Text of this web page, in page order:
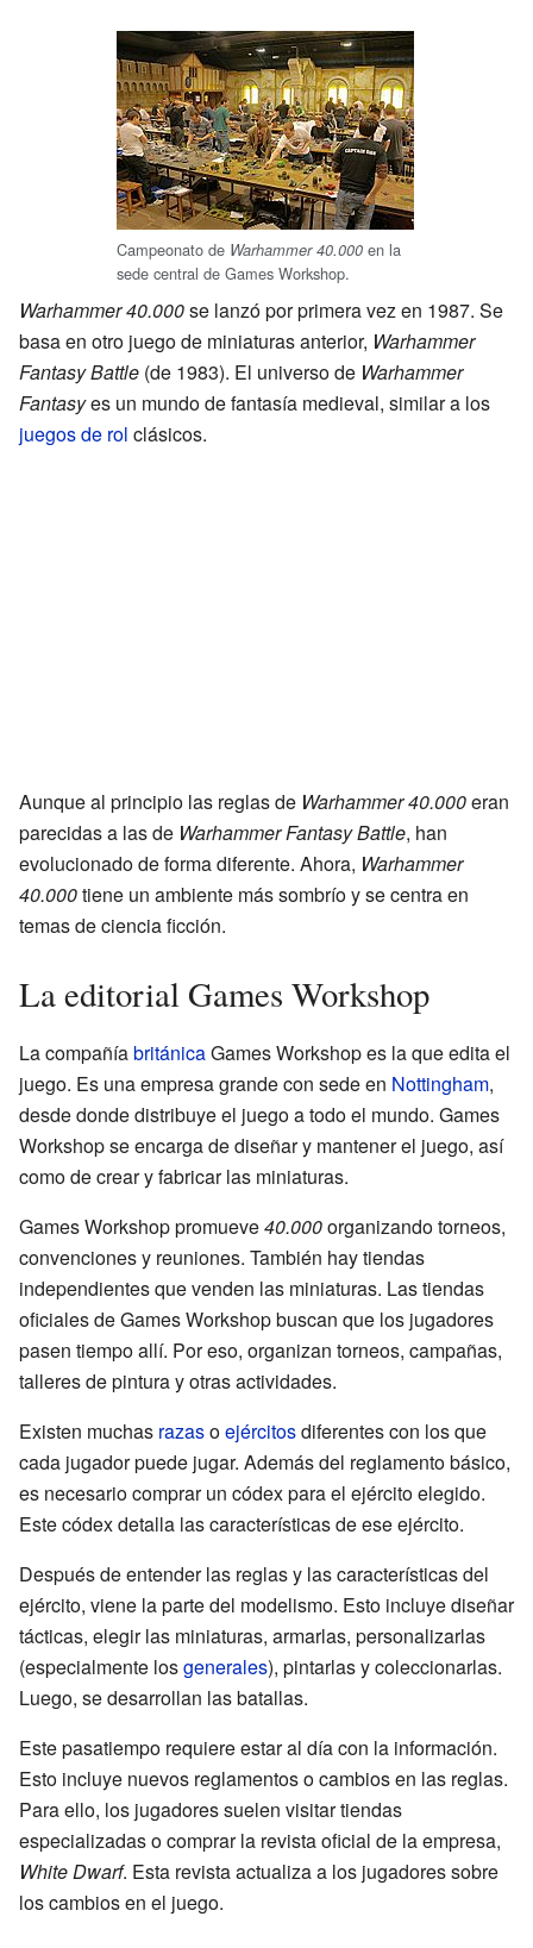
Campeonato de Warhammer 40.000 en la
sede central de Games Workshop.
Warhammer 40.000se lanzó por primera vez en 1987. Se
basa en otro juego de miniaturas anterior, Warhammer
Fantasy Battle (de 1983). El universo de Warhammer
Fantasyes un mundo de fantasía medieval, similar a los
juegos de rol clásicos.
Aunque al principio las reglas de Warhammer 40.000eran
parecidas a las de Warhammer Fantasy Battle, han
evolucionado de forma diferente. Ahora, Warhammer
40.000tiene un ambiente más sombrío y se centra en
temas de ciencia ficción.
La editorial Games Workshop
La compañíabritánicaGames Workshop es la que edita el
juego. Es una empresa grande con sede en Nottingham,
desde donde distribuye el juego a todo el mundo. Games
Workshop se encarga de diseñar y mantener el juego, así
como de crear y fabricar las miniaturas.
Games Workshop promueve40.000organizando torneos,
convenciones y reuniones. También hay tiendas
independientes que venden las miniaturas. Las tiendas
oficiales de Games Workshop buscan que los jugadores
pasen tiempo allí. Por eso, organizan torneos, campañas,
talleres de pintura y otras actividades.
Existen muchas razasoejércitosdiferentes con los que
cada jugador puede jugar. Además del reglamento básico,
es necesario comprar un códex para el ejército elegido.
Este códex detalla las características de ese ejército.
Después de entender las reglas y las características del
ejército, viene la parte del modelismo. Esto incluye diseñar
tácticas, elegir las miniaturas, armarlas, personalizarlas
(especialmente losgenerales), pintarlas y coleccionarlas.
Luego, se desarrollan las batallas.
Este pasatiempo requiere estar al día con la información.
Esto incluye nuevos reglamentos o cambios en las reglas.
Para ello, los jugadores suelen visitar tiendas
especializadas o comprar la revista oficial de la empresa,
White Dwarf. Esta revista actualiza a los jugadores sobre
los cambios en el juego.